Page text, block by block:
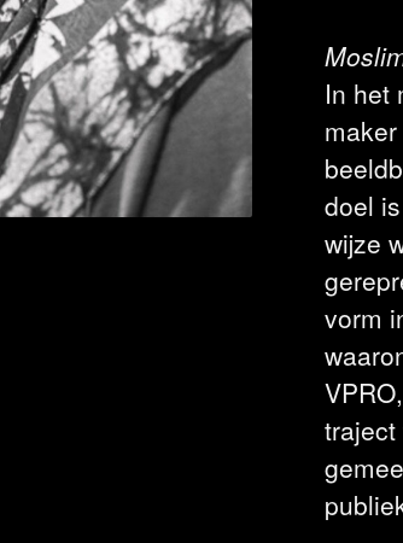
In het
doel
wijze
vorm